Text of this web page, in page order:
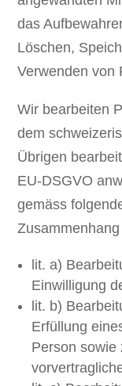
das
Löschen,
Verwenden von
Wir bearbeiten
dem
Übrigen
EU-DSGVO
gemäss
lit. a)
Einwilligung
lit. b)
Erfüllung
Person sowie